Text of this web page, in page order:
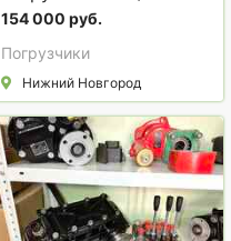
ПКУ-0,8
154 000 руб.
Погрузчики
Нижний Новгород